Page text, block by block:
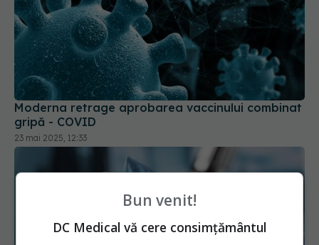
Moderna retrage aprobarea vaccinului combinat
gripă - COVID
23 mai 2025, 12:33
Bun venit!
DC Medical vă cere consimțământul